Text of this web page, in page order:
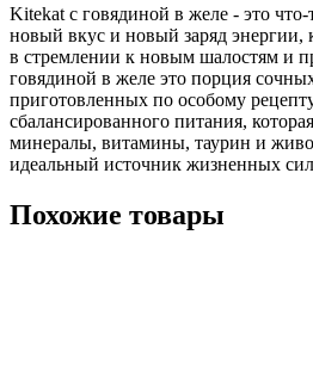
Kitekat с говядиной в желе - это
новый вкус и новый заряд энергии,
в стремлении к новым шалостям и
говядиной в желе это порция
приготовленных по особому
сбалансированного питания,
минералы, витамины, таурин и
идеальный источник жизненных
Похожие товары